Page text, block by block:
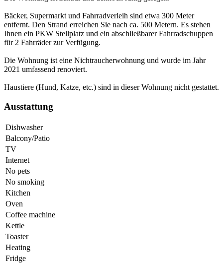
Bäcker, Supermarkt und Fahrradverleih sind etwa 300 Meter
entfernt. Den Strand erreichen Sie nach ca. 500 Metern. Es stehen
Ihnen ein PKW Stellplatz und ein abschließbarer Fahrradschuppen
für 2 Fahrräder zur Verfügung.
Die Wohnung ist eine Nichtraucherwohnung und wurde im Jahr
2021 umfassend renoviert.
Haustiere (Hund, Katze, etc.) sind in dieser Wohnung nicht gestattet.
Ausstattung
Dishwasher
Balcony/Patio
TV
Internet
No pets
No smoking
Kitchen
Oven
Coffee machine
Kettle
Toaster
Heating
Fridge